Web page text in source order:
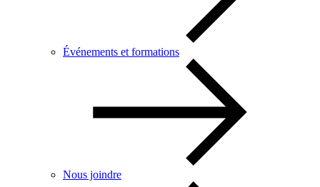
Événements et formations
Nous joindre